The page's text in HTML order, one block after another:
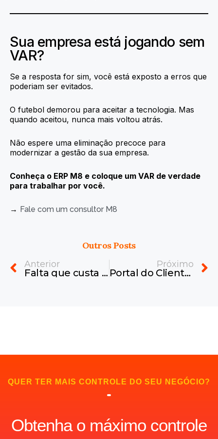
Sua empresa está jogando sem
VAR?
Se a resposta for sim, você está exposto a erros que
poderiam ser evitados.
O futebol demorou para aceitar a tecnologia. Mas
quando aceitou, nunca mais voltou atrás.
Não espere uma eliminação precoce para
modernizar a gestão da sua empresa.
Conheça o ERP M8 e coloque um VAR de verdade
para trabalhar por você.
→ Fale com um consultor M8
Outros Posts
Anterior
Falta que custa caro: os erros de gestão que tiram sua empresa do jogo
Próximo
Portal do Cliente integrado ao ERP M8: Um portal moderno para conectar você e seus clientes
QUER TER MAIS CONTROLE DO SEU NEGÓCIO?
Obtenha o máximo controle